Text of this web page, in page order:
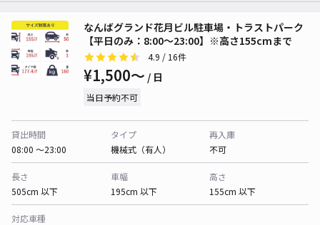
なんばグランド花月ビル駐車場・トラストパーク
【平日のみ：8:00～23:00】※高さ155cmまで
4.9 / 16件
¥1,500〜 / 日
当日予約不可
貸出時間
08:00 〜23:00
タイプ
機械式（有人）
再入庫
不可
長さ
505cm 以下
車幅
195cm 以下
高さ
155cm 以下
対応車種